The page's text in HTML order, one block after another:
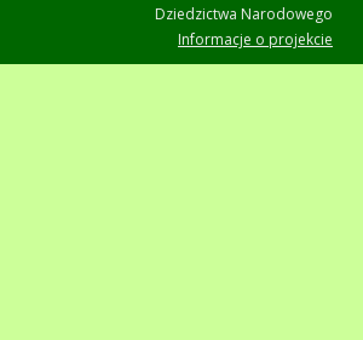
Dziedzictwa Narodowego
Informacje o projekcie